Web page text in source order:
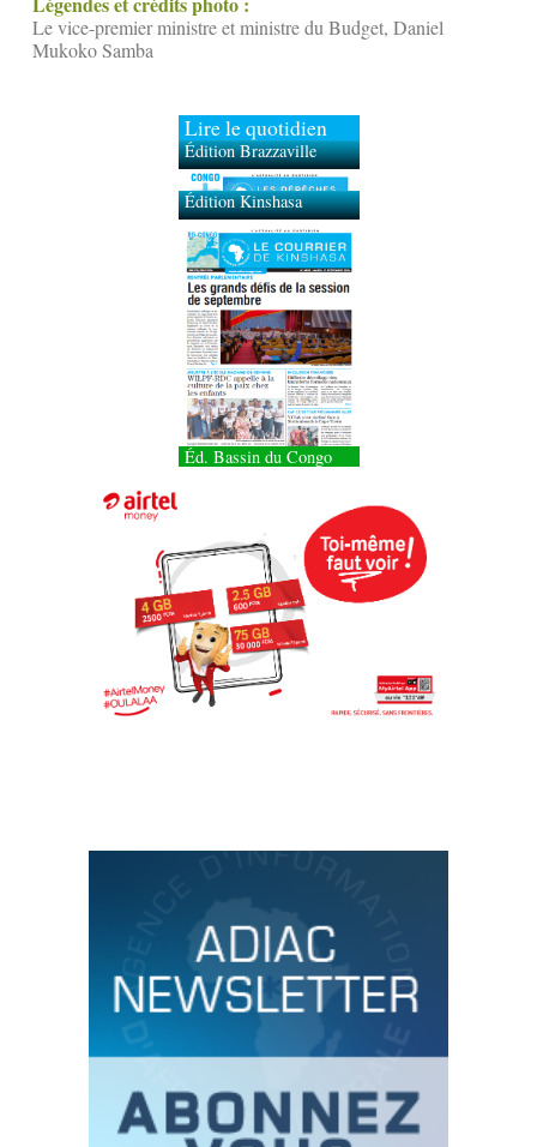
Le vice-premier ministre et ministre du Budget, Daniel
Mukoko Samba
Lire le quotidien
Édition Brazzaville
Édition Kinshasa
Éd. Bassin du Congo